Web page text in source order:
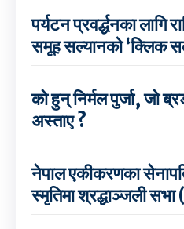
पर्यटन प्रवर्द्धनका लागि
समूह सल्यानको ‘क्लिक
को हुन् निर्मल पुर्जा, जो
अस्ताए ?
नेपाल एकीकरणका
स्मृतिमा श्रद्धाञ्जली